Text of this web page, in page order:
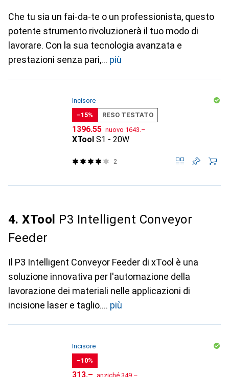
Che tu sia un fai-da-te o un professionista, questo
potente strumento rivoluzionerà il tuo modo di
lavorare. Con la sua tecnologia avanzata e
prestazioni senza pari,
più
Incisore
−15%
RESO TESTATO
CHF
1396.55 nuovo CHF
1643.–
XTool S1 - 20W
2
4. XTool P3 Intelligent Conveyor
Feeder
Il P3 Intelligent Conveyor Feeder di xTool è una
soluzione innovativa per l'automazione della
lavorazione dei materiali nelle applicazioni di
incisione laser e taglio.
più
Incisore
−10%
CHF
313.– anziché CHF
349.–